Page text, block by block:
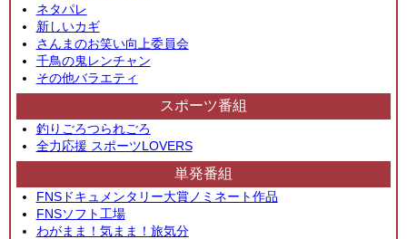
ネタパレ
新しいカギ
さんまのお笑い向上委員会
千鳥の鬼レンチャン
その他バラエティ
スポーツ番組
釣りごろつられごろ
全力応援 スポーツLOVERS
単発番組
FNSドキュメンタリー大賞ノミネート作品
FNSソフト工場
わがまま！気まま！旅気分